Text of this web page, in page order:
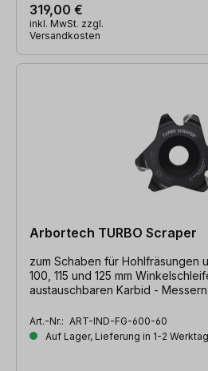
319,00 €
inkl. MwSt. zzgl.
Versandkosten
Arbortech TURBO Scraper
zum Schaben für Hohlfräsungen
100, 115 und 125 mm
austauschbaren Karbid - Messern
Art.-Nr.: ART-IND-FG-600-60
Auf Lager, Lieferung in 1-2